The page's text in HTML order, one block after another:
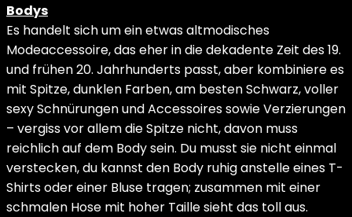
Bodys
Es handelt sich um ein etwas altmodisches
Modeaccessoire, das eher in die dekadente Zeit des 19.
und frühen 20. Jahrhunderts passt, aber kombiniere es
mit Spitze, dunklen Farben, am besten Schwarz, voller
sexy Schnürungen und Accessoires sowie Verzierungen
– vergiss vor allem die Spitze nicht, davon muss
reichlich auf dem Body sein. Du musst sie nicht einmal
verstecken, du kannst den Body ruhig anstelle eines T-
Shirts oder einer Bluse tragen; zusammen mit einer
schmalen Hose mit hoher Taille sieht das toll aus.